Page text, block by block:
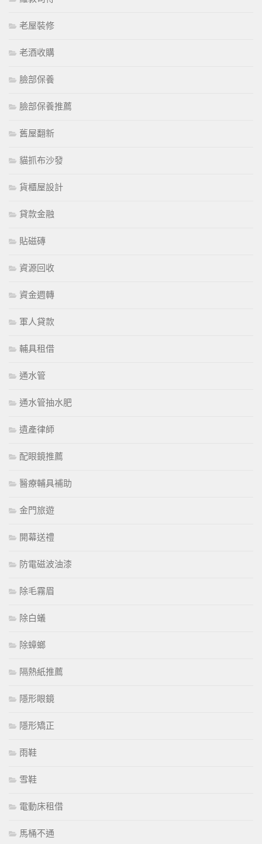
老屋裝修
老酒收購
臉部保養
臉部保養推薦
舊屋翻新
貓抓布沙發
貨櫃屋設計
貸款金融
貼磁磚
資源回收
資金週轉
軍人貸款
輔具租借
通水管
通水管抽水肥
遺產律師
配眼鏡推薦
醫療輔具補助
金門旅遊
開幕送禮
防電磁波油漆
除毛霧眉
除白蟻
除蟑螂
隔熱紙推薦
隱形眼鏡
隱形矯正
雨鞋
雪鞋
電動床租借
馬桶不通